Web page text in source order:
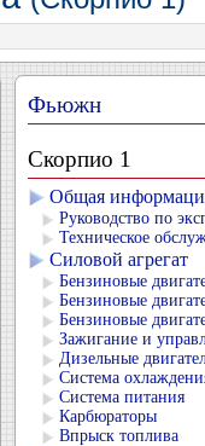
Фьюжн
Скорпио 1
Общая
Руководство по
Техническое
Силовой агрегат
Бензиновые
Бензиновые
Бензиновые
Зажигание и
Дизельные
Система
Система питания
Карбюраторы
Впрыск топлива